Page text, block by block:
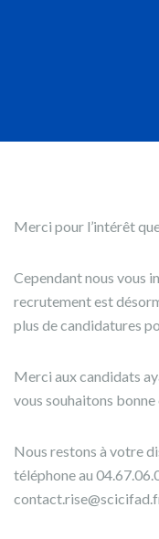
Merci pour l’intérêt
Cependant nous vous
recrutement est
plus de candidatures
Merci aux candidats
vous souhaitons
Nous restons à votre
téléphone au